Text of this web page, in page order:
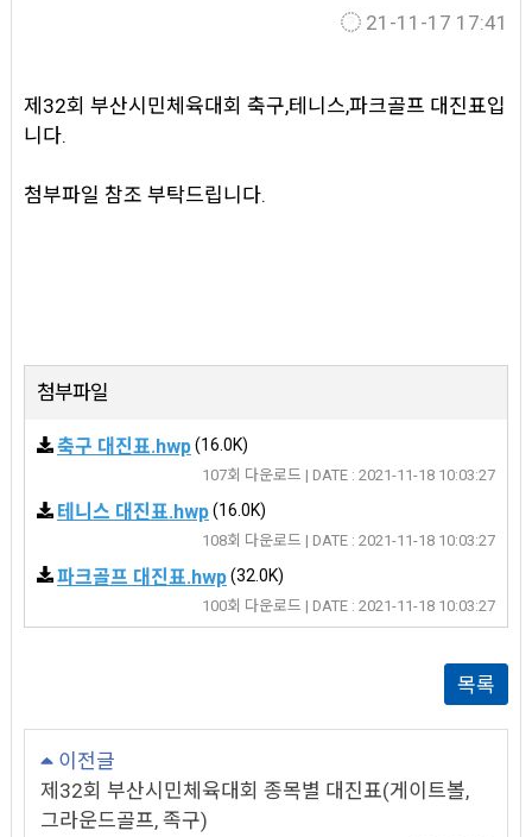
21-11-17 17:41
제32회 부산시민체육대회 축구,테니스,파크골프 대진표입
니다.
첨부파일 참조 부탁드립니다.
첨부파일
축구 대진표.hwp(16.0K)
107회 다운로드 | DATE : 2021-11-18 10:03:27
테니스 대진표.hwp(16.0K)
108회 다운로드 | DATE : 2021-11-18 10:03:27
파크골프 대진표.hwp(32.0K)
100회 다운로드 | DATE : 2021-11-18 10:03:27
목록
이전글
제32회 부산시민체육대회 종목별 대진표(게이트볼,
그라운드골프, 족구)